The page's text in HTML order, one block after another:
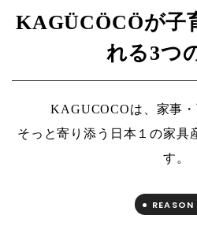
KAGÜCÖCÖが子
れる3つ
KAGUCOCOは、家事・
そっと寄り添う日本１の家具
す。
REASON